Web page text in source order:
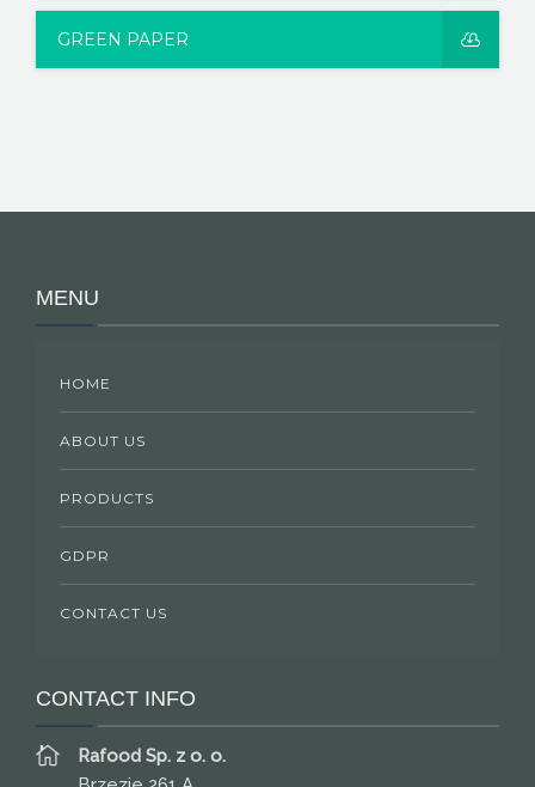
GREEN PAPER
MENU
HOME
ABOUT US
PRODUCTS
GDPR
CONTACT US
CONTACT INFO
Rafood Sp. z o. o.